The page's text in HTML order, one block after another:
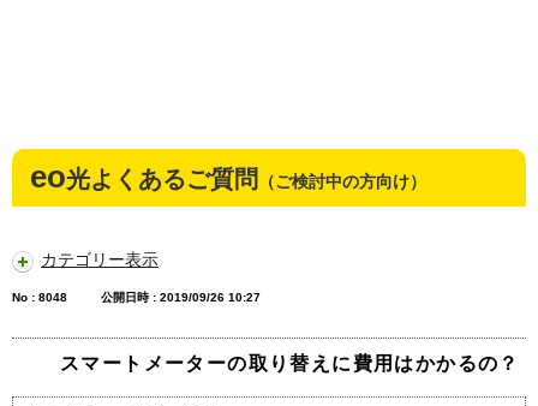
eo光よくあるご質問 （ご検討中の方向け）
カテゴリー表示
No : 8048 公開日時 : 2019/09/26 10:27
スマートメーターの取り替えに費用はかかるの？